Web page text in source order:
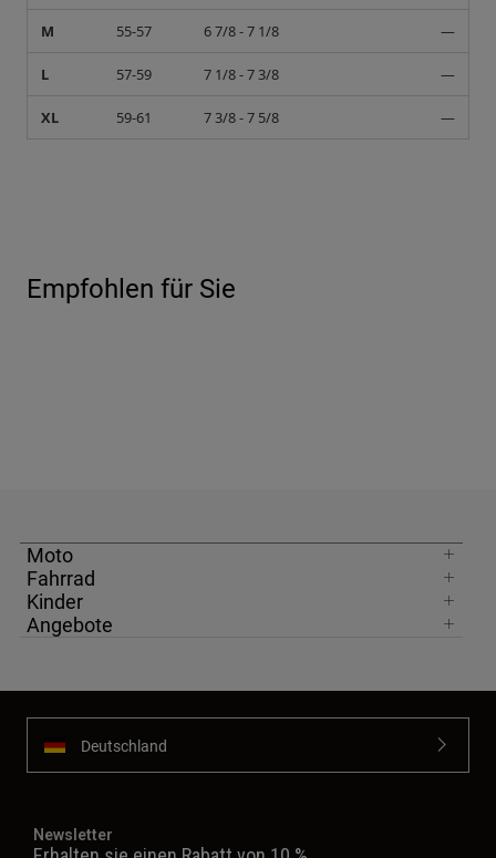
M 55-57 6 7/8 - 7 1/8 —
L 57-59 7 1/8 - 7 3/8 —
XL 59-61 7 3/8 - 7 5/8 —
Empfohlen für Sie
Moto
Fahrrad
Kinder
Angebote
Deutschland
Newsletter